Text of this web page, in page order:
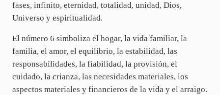
fases, infinito, eternidad, totalidad, unidad, Dios,
Universo y espiritualidad.
El número 6 simboliza el hogar, la vida familiar, la
familia, el amor, el equilibrio, la estabilidad, las
responsabilidades, la fiabilidad, la provisión, el
cuidado, la crianza, las necesidades materiales, los
aspectos materiales y financieros de la vida y el arraigo.